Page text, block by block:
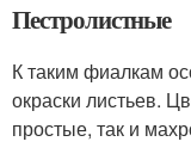
Пестролистные
К таким фиалкам
окраски листьев.
простые, так и